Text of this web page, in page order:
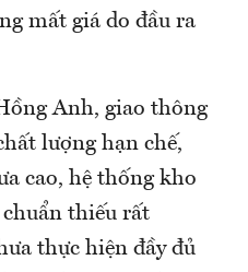
mất giá do đầu ra
Anh, giao thông
lượng hạn chế,
cao, hệ thống kho
thiếu rất
thực hiện đầy đủ